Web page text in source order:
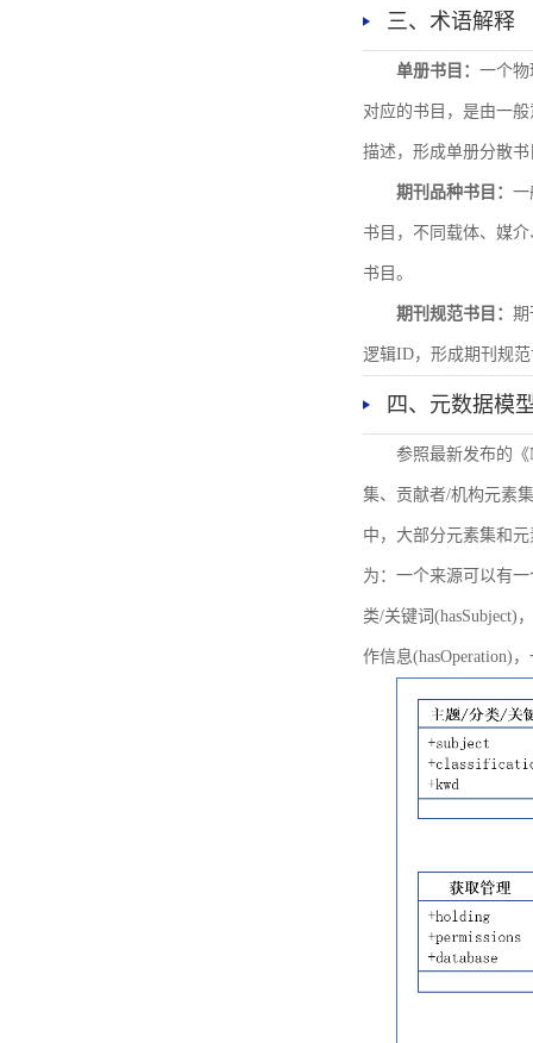
三、术语解释
单册书目： 一个
对应的书目，是由一
描述，形成单册分散
期刊品种书目： 一
书目，不同载体、媒
书目。
期刊规范书目： 期
逻辑ID，形成期刊规
四、元数据模
参照最新发布的
集、贡献者/机构元素
中，大部分元素集和
为：一个来源可以有
类/关键词(hasSubject)
作信息(hasOperation)